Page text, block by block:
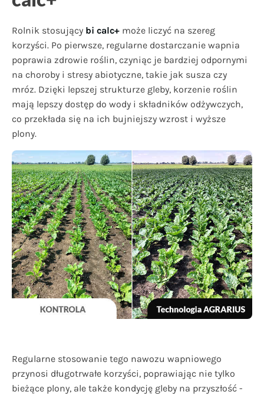
Rolnik stosujący bi calc+ może liczyć na szereg
korzyści. Po pierwsze, regularne dostarczanie wapnia
poprawia zdrowie roślin, czyniąc je bardziej odpornymi
na choroby i stresy abiotyczne, takie jak susza czy
mróz. Dzięki lepszej strukturze gleby, korzenie roślin
mają lepszy dostęp do wody i składników odżywczych,
co przekłada się na ich bujniejszy wzrost i wyższe
plony.
Regularne stosowanie tego nawozu wapniowego
przynosi długotrwałe korzyści, poprawiając nie tylko
bieżące plony, ale także kondycję gleby na przyszłość -